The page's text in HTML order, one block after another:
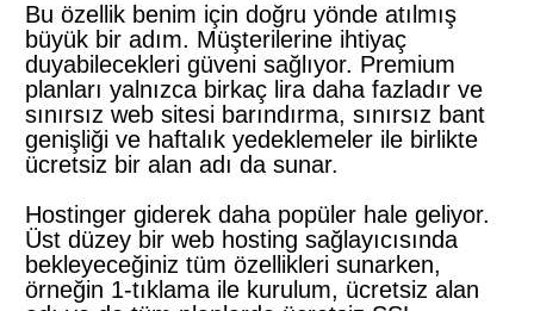
Bu özellik benim için doğru yönde atılmış
büyük bir adım. Müşterilerine ihtiyaç
duyabilecekleri güveni sağlıyor. Premium
planları yalnızca birkaç lira daha fazladır ve
sınırsız web sitesi barındırma, sınırsız bant
genişliği ve haftalık yedeklemeler ile birlikte
ücretsiz bir alan adı da sunar.
Hostinger giderek daha popüler hale geliyor.
Üst düzey bir web hosting sağlayıcısında
bekleyeceğiniz tüm özellikleri sunarken,
örneğin 1-tıklama ile kurulum, ücretsiz alan